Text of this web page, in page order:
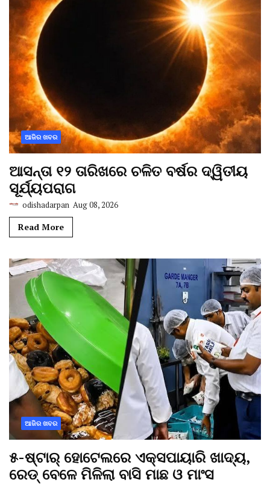
ଆଜିର ଖବର
ଆସନ୍ତା ୧୨ ତାରିଖରେ ଚଳିତ ବର୍ଷର ଦ୍ୱିତୀୟ
ସୂର୍ଯ୍ୟପରାଗ
odishadarpan Aug 08, 2026
Read More
ଆଜିର ଖବର
୫-ଷ୍ଟାର୍ ହୋଟେଲରେ ଏକ୍ସପାୟାରି ଖାଦ୍ୟ,
ରେଡ୍ ବେଳେ ମିଳିଲା ବାସି ମାଛ ଓ ମାଂସ